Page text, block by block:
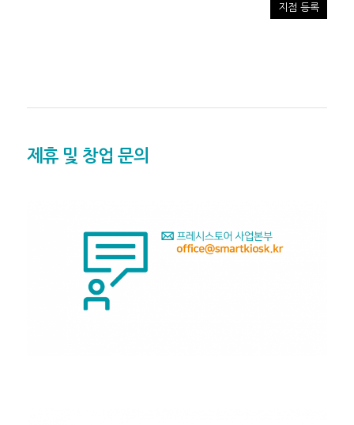
지점 등록
제휴 및 창업 문의